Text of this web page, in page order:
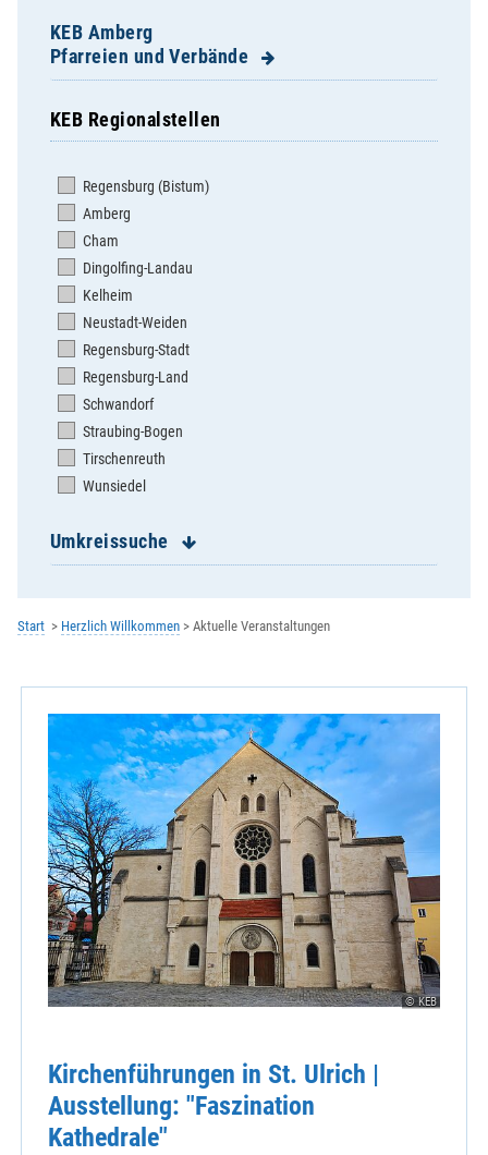
KEB Amberg
Pfarreien und Verbände
Allersburg / St. Michael
Ammerthal / St. Nikolaus
Ehenfeld / St. Michael
Ensdorf / St. Jakob
Freihung / Hl. Dreifaltigkeit
Gebenbach / St. Martin
Großschönbrunn / St. Johann
Hahnbach / St. Jakob
Hausen / St. Georg
Hirschau / Mariä Himmelfahrt
Hl. Dreifaltigkeit
Hl. Familie
Hohenkemnath / Mariä Himmelfahrt
Königstein / St. Michael
Neukirchen / St.Peter und Paul
Paulsdorf / St. Peter und Paul
Poppenricht / St. Michael
Rieden / Mariä Himmelfahrt
Schlicht / St. Georg
Schmidmühlen / St. Ägidius
Schnaittenbach / St. Vitus
St. Georg
St. Josef / Aschach - Raigering
St. Konrad
St. Martin
Sulzbach-Rosenberg / St. Marien
Theuern-Ebermannsdorf / St. Nikolaus
Ursensollen
KEB Regionalstellen
Regensburg (Bistum)
Amberg
Cham
Dingolfing-Landau
Kelheim
Neustadt-Weiden
Regensburg-Stadt
Regensburg-Land
Schwandorf
Straubing-Bogen
Tirschenreuth
Wunsiedel
Umkreissuche
Start Herzlich Willkommen Aktuelle Veranstaltungen
© KEB
Kirchenführungen in St. Ulrich |
Ausstellung: "Faszination
Kathedrale"